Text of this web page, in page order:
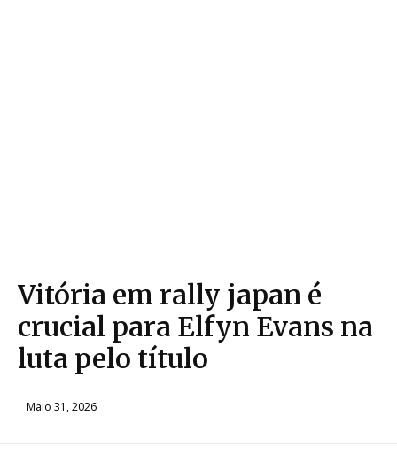
Vitória em rally japan é
crucial para Elfyn Evans na
luta pelo título
Maio 31, 2026